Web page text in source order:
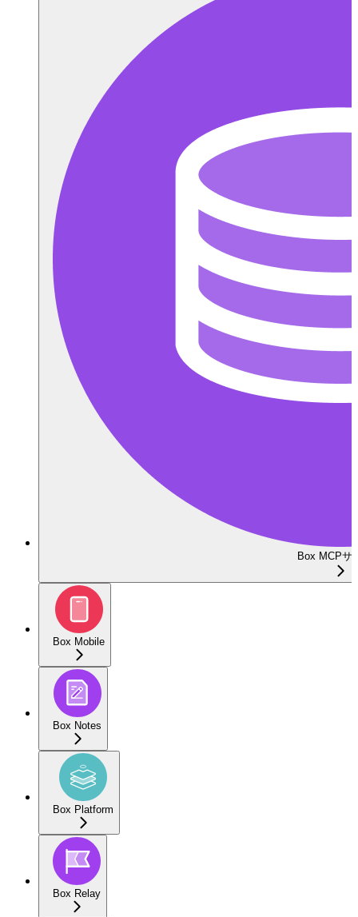
Box MCPサ
Box Mobile
Box Notes
Box Platform
Box Relay